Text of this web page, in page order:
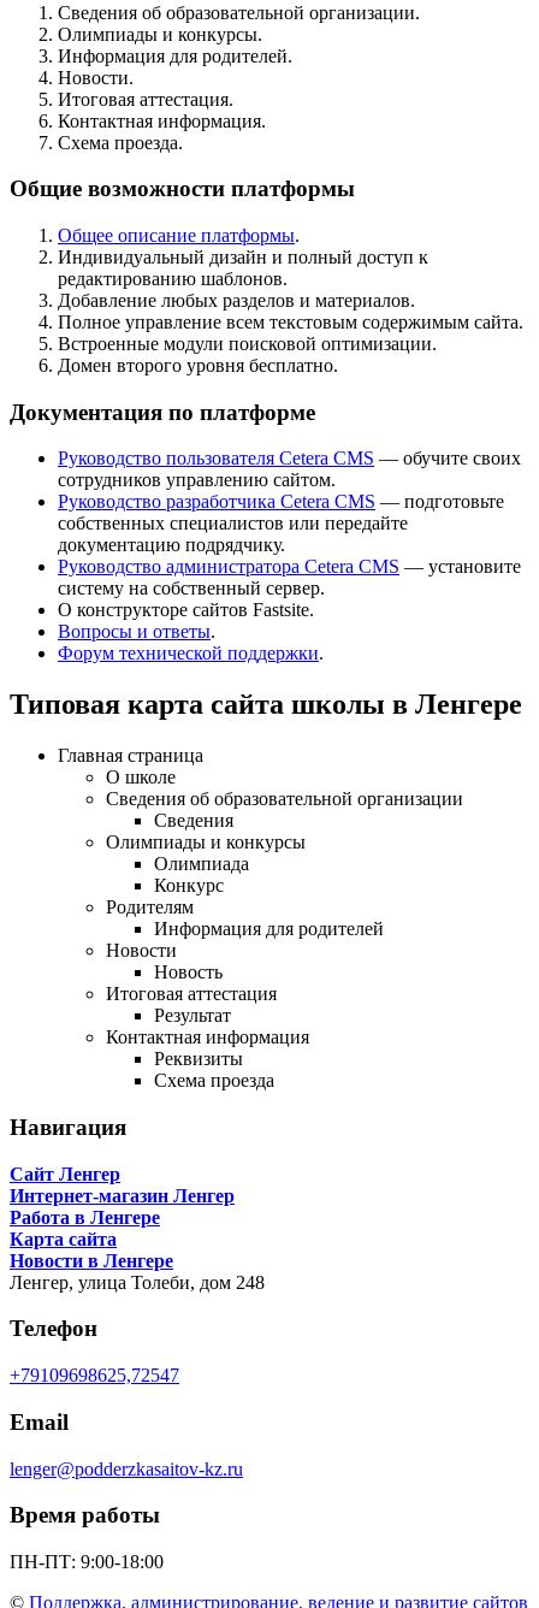
Сведения об образовательной организации.
Олимпиады и конкурсы.
Информация для родителей.
Новости.
Итоговая аттестация.
Контактная информация.
Схема проезда.
Общие возможности платформы
Общее описание платформы.
Индивидуальный дизайн и полный доступ к
редактированию шаблонов.
Добавление любых разделов и материалов.
Полное управление всем текстовым содержимым сайта.
Встроенные модули поисковой оптимизации.
Домен второго уровня бесплатно.
Документация по платформе
Руководство пользователя Cetera CMS — обучите своих
сотрудников управлению сайтом.
Руководство разработчика Cetera CMS — подготовьте
собственных специалистов или передайте
документацию подрядчику.
Руководство администратора Cetera CMS — установите
систему на собственный сервер.
О конструкторе сайтов Fastsite.
Вопросы и ответы.
Форум технической поддержки.
Типовая карта сайта школы в Ленгере
Главная страница
О школе
Сведения об образовательной организации
Сведения
Олимпиады и конкурсы
Олимпиада
Конкурс
Родителям
Информация для родителей
Новости
Новость
Итоговая аттестация
Результат
Контактная информация
Реквизиты
Схема проезда
Навигация
Сайт Ленгер
Интернет-магазин Ленгер
Работа в Ленгере
Карта сайта
Новости в Ленгере
Ленгер, улица Толеби, дом 248
Телефон
+79109698625,72547
Email
lenger@podderzkasaitov-kz.ru
Время работы
ПН-ПТ: 9:00-18:00
© Поддержка, администрирование, ведение и развитие сайтов